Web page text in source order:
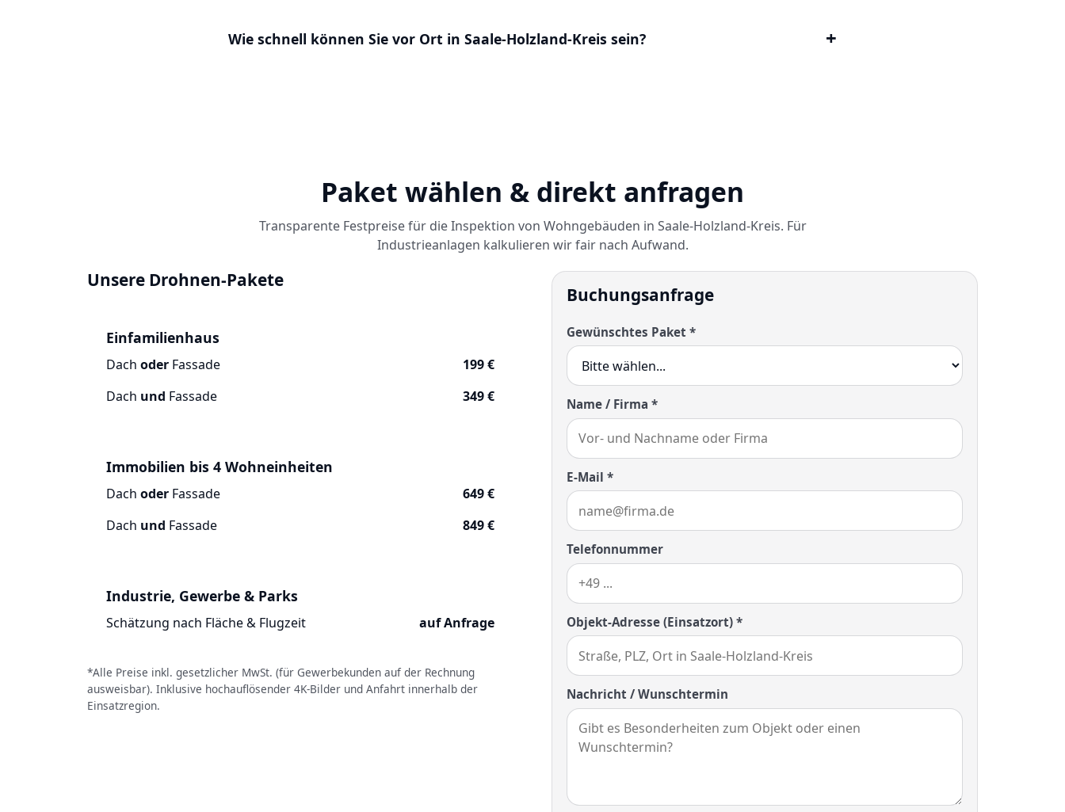
Wie schnell können Sie vor Ort in Saale-Holzland-Kreis sein?
Paket wählen & direkt anfragen
Transparente Festpreise für die Inspektion von Wohngebäuden in Saale-Holzland-Kreis. Für
Industrieanlagen kalkulieren wir fair nach Aufwand.
Unsere Drohnen-Pakete
Einfamilienhaus
Dach oder Fassade
199 €
Dach und Fassade 349 €
Immobilien bis 4 Wohneinheiten
Dach oder Fassade
649 €
Dach und Fassade 849 €
Industrie, Gewerbe & Parks
Schätzung nach Fläche & Flugzeit auf Anfrage
*Alle Preise inkl. gesetzlicher MwSt. (für Gewerbekunden auf der Rechnung
ausweisbar). Inklusive hochauflösender 4K-Bilder und Anfahrt innerhalb der
Einsatzregion.
Buchungsanfrage
Gewünschtes Paket *
Name / Firma *
E-Mail *
Telefonnummer
Objekt-Adresse (Einsatzort) *
Nachricht / Wunschtermin